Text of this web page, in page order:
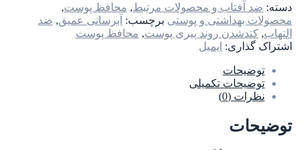
دسته: ضد آفتاب و محصولات مرتبط, محافظ پوست,
محصولات بهداشتی و پوستی برچسب: آبرسانی عمیق, ضد
التهاب, کندشدن روند پیری پوست, محافظ پوست
اشتراک گذاری: ایمیل
توضیحات
توضیحات تکمیلی
نظرات (0)
توضیحات